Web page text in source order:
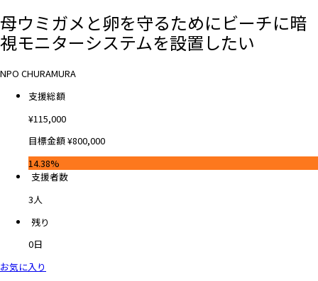
母ウミガメと卵を守るためにビーチに暗
視モニターシステムを設置したい
NPO CHURAMURA
支援総額
¥115,000
目標金額¥800,000
14.38%
支援者数
3人
残り
0日
お気に入り